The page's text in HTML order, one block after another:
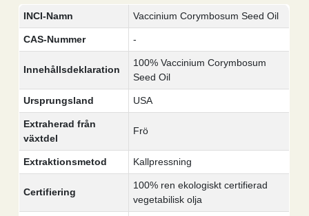
INCI-Namn Vaccinium Corymbosum Seed Oil
CAS-Nummer -
Innehållsdeklaration
100% Vaccinium Corymbosum
Seed Oil
Ursprungsland USA
Extraherad från
växtdel
Frö
Extraktionsmetod Kallpressning
Certifiering
100% ren ekologiskt certifierad
vegetabilisk olja